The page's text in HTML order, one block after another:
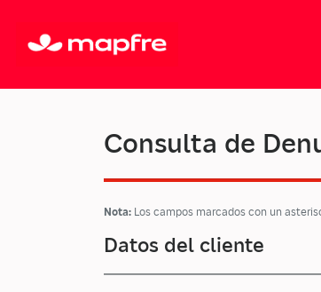
Consulta de
Nota: Los campos marcados con un
Datos del cliente